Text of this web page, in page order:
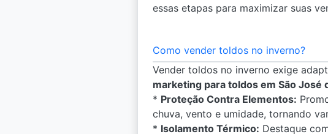
essas etapas para maximizar suas
Como vender toldos no inverno?
Vender toldos no inverno exige
marketing para toldos em São José
* Proteção Contra Elementos:
chuva, vento e umidade, tornando
* Isolamento Térmico: Destaque